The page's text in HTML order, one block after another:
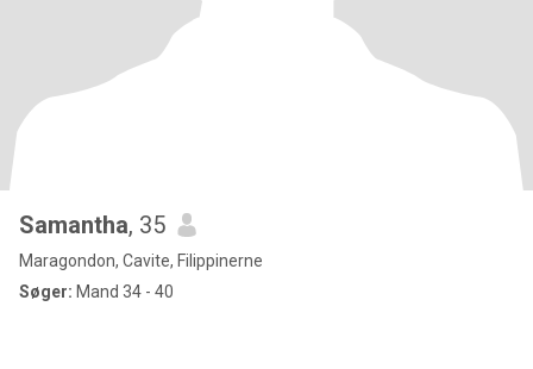
Samantha, 35
Maragondon, Cavite, Filippinerne
Søger: Mand 34 - 40